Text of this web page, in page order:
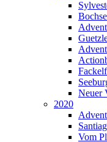
Neuer
2020
Vom